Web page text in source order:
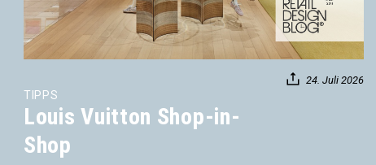
24. Juli 2026
TIPPS
Louis Vuitton Shop-in-
Shop